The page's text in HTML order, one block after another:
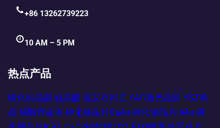
+86 13262739223
10 AM – 5 PM
热点产品
碳化硅晶圆 硅晶圆 蓝宝石衬底 YAG激光晶圆 YSZ单
晶 铌酸锂晶体 砷化镓晶片GaAs 砷化铟晶片InAs 磷